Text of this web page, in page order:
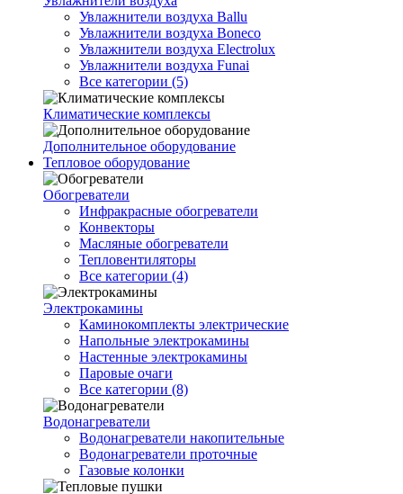
Увлажнители воздуха Ballu
Увлажнители воздуха Boneco
Увлажнители воздуха Electrolux
Увлажнители воздуха Funai
Все категории (5)
Климатические комплексы
Дополнительное оборудование
Тепловое оборудование
Обогреватели
Инфракрасные обогреватели
Конвекторы
Масляные обогреватели
Тепловентиляторы
Все категории (4)
Электрокамины
Каминокомплекты электрические
Напольные электрокамины
Настенные электрокамины
Паровые очаги
Все категории (8)
Водонагреватели
Водонагреватели накопительные
Водонагреватели проточные
Газовые колонки